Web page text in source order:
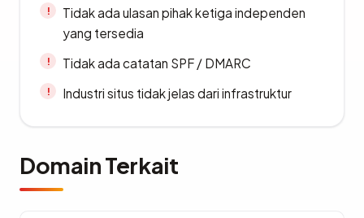
Tidak ada ulasan pihak ketiga independen
yang tersedia
Tidak ada catatan SPF / DMARC
Industri situs tidak jelas dari infrastruktur
Domain Terkait